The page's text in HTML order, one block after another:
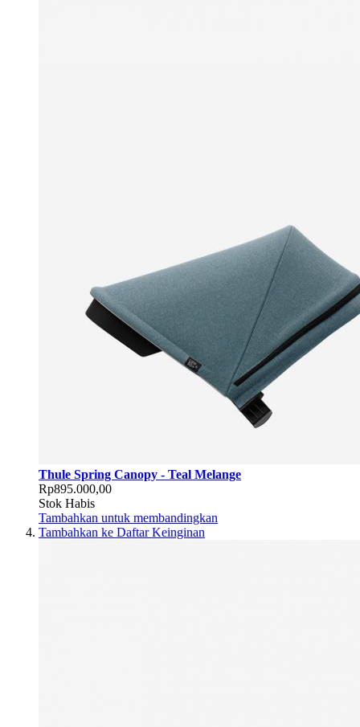
Thule Spring Canopy - Teal Melange
Rp895.000,00
Stok Habis
Tambahkan untuk membandingkan
Tambahkan ke Daftar Keinginan